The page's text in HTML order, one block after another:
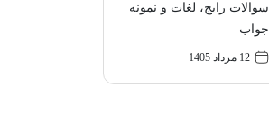
سوالات رایج، لغات و نمونه
جواب
12 مرداد 1405